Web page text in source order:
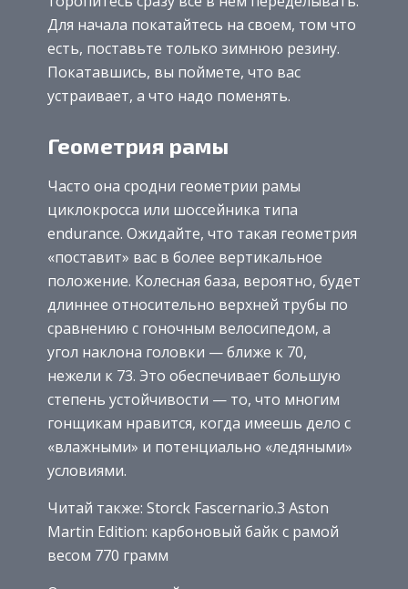
Для начала покатайтесь на своем, том что
есть, поставьте только зимнюю резину.
Покатавшись, вы поймете, что вас
устраивает, а что надо поменять.
Геометрия рамы
Часто она сродни геометрии рамы
циклокросса или шоссейника типа
endurance. Ожидайте, что такая геометрия
«поставит» вас в более вертикальное
положение. Колесная база, вероятно, будет
длиннее относительно верхней трубы по
сравнению с гоночным велосипедом, а
угол наклона головки — ближе к 70,
нежели к 73. Это обеспечивает большую
степень устойчивости — то, что многим
гонщикам нравится, когда имеешь дело с
«влажными» и потенциально «ледяными»
условиями.
Читай также: Storck Fascernario.3 Aston
Martin Edition: карбоновый байк с рамой
весом 770 грамм